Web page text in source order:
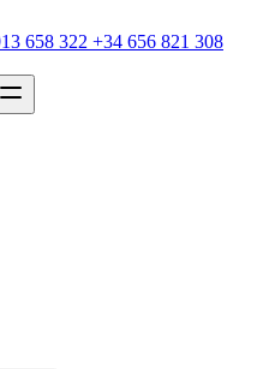
658 322 +34 656 821 308